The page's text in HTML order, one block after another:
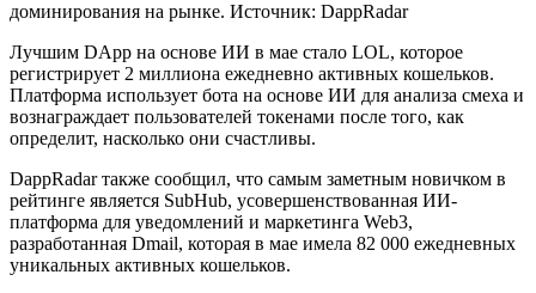
доминирования на рынке. Источник: DappRadar
Лучшим DApp на основе ИИ в мае стало LOL, которое
регистрирует 2 миллиона ежедневно активных кошельков.
Платформа использует бота на основе ИИ для анализа смеха и
вознаграждает пользователей токенами после того, как
определит, насколько они счастливы.
DappRadar также сообщил, что самым заметным новичком в
рейтинге является SubHub, усовершенствованная ИИ-
платформа для уведомлений и маркетинга Web3,
разработанная Dmail, которая в мае имела 82 000 ежедневных
уникальных активных кошельков.